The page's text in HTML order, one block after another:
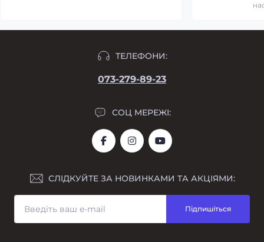
ТЕЛЕФОНИ:
073-279-89-23
СОЦ МЕРЕЖІ:
СЛІДКУЙТЕ ЗА НОВИНКАМИ ТА АКЦІЯМИ:
Підпишіться